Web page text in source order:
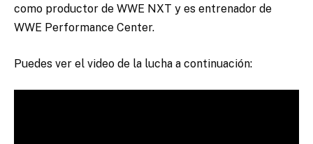
como productor de WWE NXT y es entrenador de
WWE Performance Center.
Puedes ver el video de la lucha a continuación: